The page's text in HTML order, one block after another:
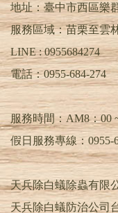
板最容易發生
其生命週期短
後短為2天長約
放大200倍方
行速度快(參圖
二),其幼蟲約
度有所不定,
蟲為乳白色軟
硬,即會尋找配
週期自卵~成蟲
劑測試發現此
只須非常微小
防治方式可達
姬薪蟲具趨光
地址：臺中市西區樂
服務區域：苗栗至雲
LINE :0955684274
電話：0955-684-274
服務時間：AM8：00
假日服務專線：0955-
天兵除白蟻除蟲有限
天兵除白蟻防治公司